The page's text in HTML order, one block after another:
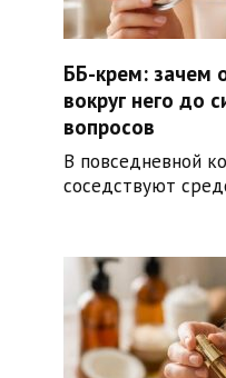
ББ-крем: зачем
вокруг него до
вопросов
В повседневной
соседствуют